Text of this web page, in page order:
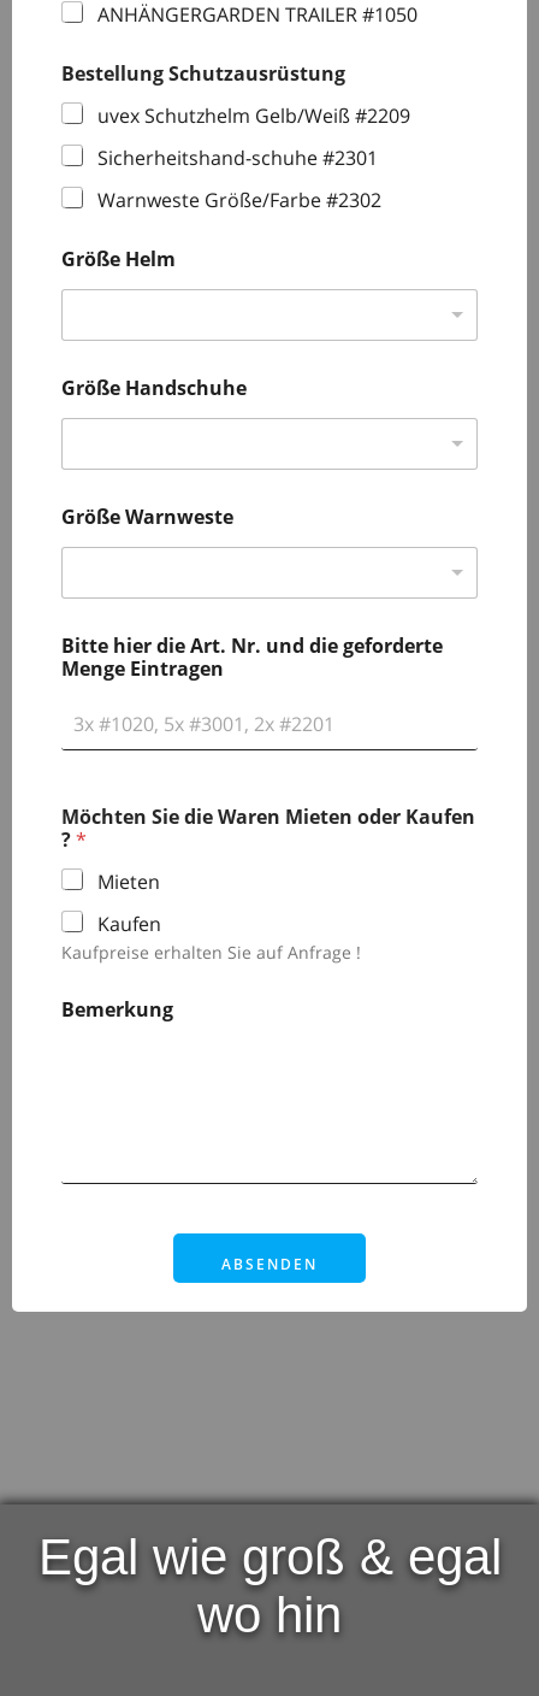
ANHÄNGERGARDEN TRAILER #1050
Bestellung Schutzausrüstung
uvex Schutzhelm Gelb/Weiß #2209
Sicherheitshand-schuhe #2301
Warnweste Größe/Farbe #2302
Größe Helm
Größe Handschuhe
Größe Warnweste
Bitte hier die Art. Nr. und die geforderte
Menge Eintragen
Möchten Sie die Waren Mieten oder Kaufen
?*
Mieten
Kaufen
Kaufpreise erhalten Sie auf Anfrage !
Bemerkung
ABSENDEN
Egal wie groß & egal
wo hin